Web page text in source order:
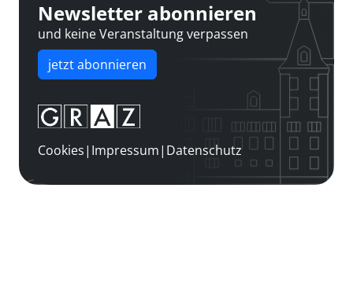
Newsletter abonnieren
und keine Veranstaltung verpassen
jetzt abonnieren
Cookies| Impressum| Datenschutz